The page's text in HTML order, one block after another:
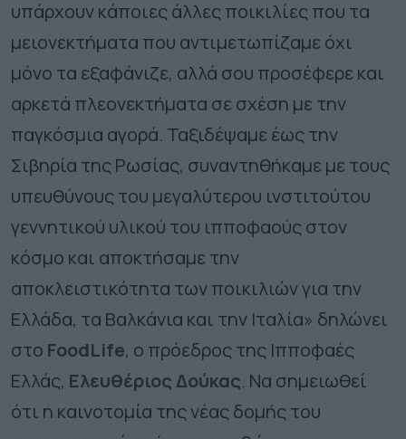
υπάρχουν κάποιες άλλες ποικιλίες που τα
μειονεκτήματα που αντιμετωπίζαμε όχι
μόνο τα εξαφάνιζε, αλλά σου προσέφερε και
αρκετά πλεονεκτήματα σε σχέση με την
παγκόσμια αγορά. Ταξιδέψαμε έως την
Σιβηρία της Ρωσίας, συναντηθήκαμε με τους
υπευθύνους του μεγαλύτερου ινστιτούτου
γεννητικού υλικού του ιπποφαούς στον
κόσμο και αποκτήσαμε την
αποκλειστικότητα των ποικιλιών για την
Ελλάδα, τα Βαλκάνια και την Ιταλία» δηλώνει
στο FoodLife, ο πρόεδρος της Ιπποφαές
Ελλάς, Ελευθέριος Δούκας. Να σημειωθεί
ότι η καινοτομία της νέας δομής του